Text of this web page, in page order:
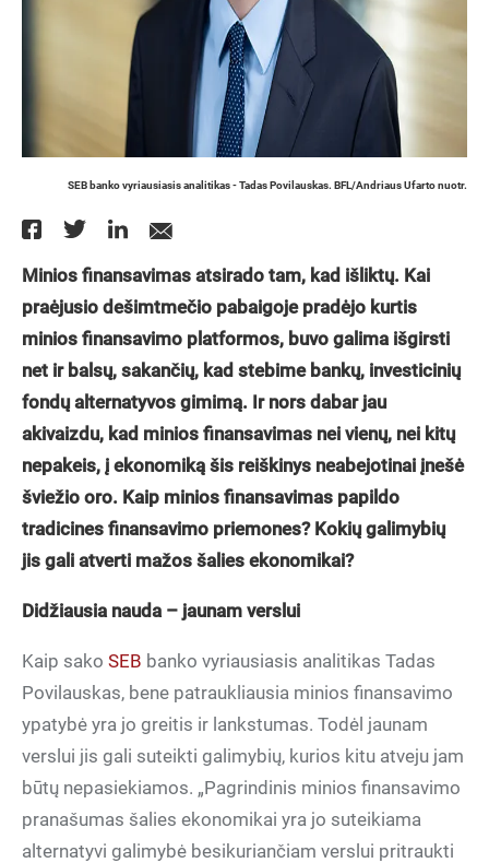
SEB banko vyriausiasis analitikas - Tadas Povilauskas. BFL/Andriaus Ufarto nuotr.
Minios finansavimas atsirado tam, kad išliktų. Kai
praėjusio dešimtmečio pabaigoje pradėjo kurtis
minios finansavimo platformos, buvo galima išgirsti
net ir balsų, sakančių, kad stebime bankų, investicinių
fondų alternatyvos gimimą. Ir nors dabar jau
akivaizdu, kad minios finansavimas nei vienų, nei kitų
nepakeis, į ekonomiką šis reiškinys neabejotinai įnešė
šviežio oro. Kaip minios finansavimas papildo
tradicines finansavimo priemones? Kokių galimybių
jis gali atverti mažos šalies ekonomikai?
Didžiausia nauda – jaunam verslui
Kaip sako SEB banko vyriausiasis analitikas Tadas
Povilauskas, bene patraukliausia minios finansavimo
ypatybė yra jo greitis ir lankstumas. Todėl jaunam
verslui jis gali suteikti galimybių, kurios kitu atveju jam
būtų nepasiekiamos. „Pagrindinis minios finansavimo
pranašumas šalies ekonomikai yra jo suteikiama
alternatyvi galimybė besikuriančiam verslui pritraukti